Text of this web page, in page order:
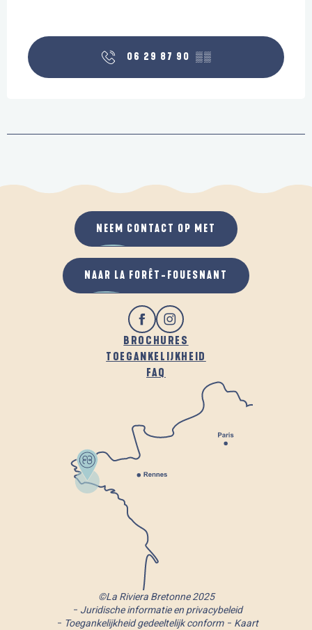
06 29 87 90 ▒▒
BROCHURES
TOEGANKELIJKHEID
FAQ
NEEM CONTACT OP MET
NAAR LA FORÊT-FOUESNANT
©La Riviera Bretonne 2025
Juridische informatie en privacybeleid
Toegankelijkheid gedeeltelijk conform
Kaart